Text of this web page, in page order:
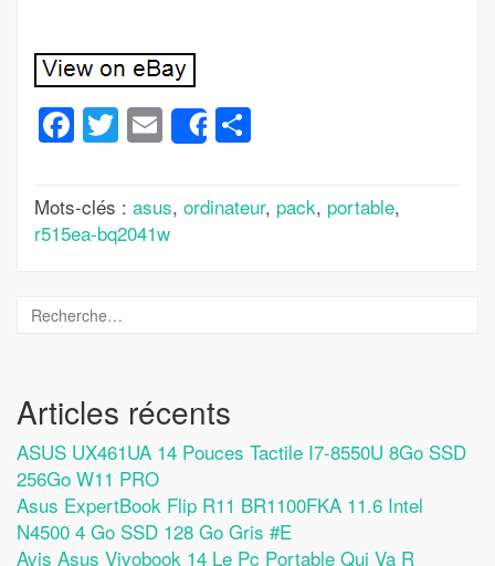
Facebook
Twitter
Email
Share
Mots-clés : asus, ordinateur, pack, portable,
r515ea-bq2041w
Articles récents
ASUS UX461UA 14 Pouces Tactile I7-8550U 8Go SSD
256Go W11 PRO
Asus ExpertBook Flip R11 BR1100FKA 11.6 Intel
N4500 4 Go SSD 128 Go Gris #E
Avis Asus Vivobook 14 Le Pc Portable Qui Va R